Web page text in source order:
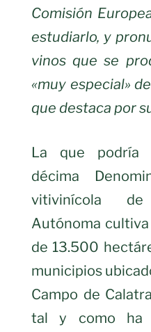
Comisión
estudiarlo, y
vinos que se
«muy especial»
que destaca por
La que podría
décima
vitivinícola
Autónoma
de 13.500
municipios
Campo de
tal y como ha